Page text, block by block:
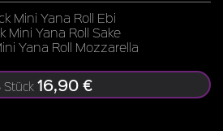
Mini Yana Roll Ebi
Mini Yana Roll Sake
Yana Roll Mozzarella
Stück 16,90 €